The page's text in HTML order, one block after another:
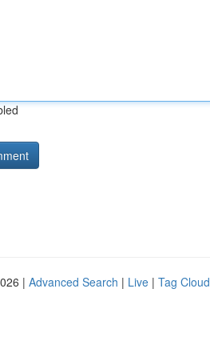
| Advanced Search | Live | Tag Cloud